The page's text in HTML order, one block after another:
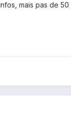
mais pas de